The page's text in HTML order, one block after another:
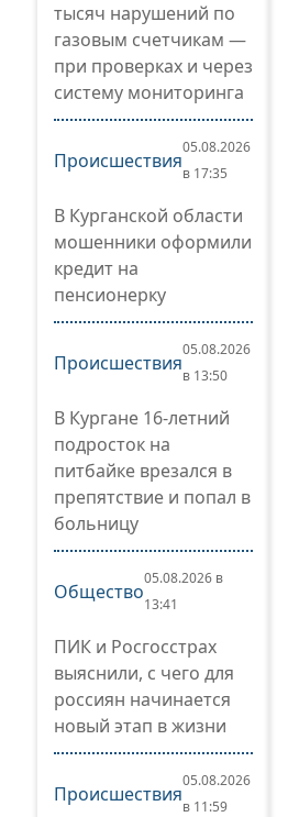
тысяч нарушений по
газовым счетчикам —
при проверках и через
систему мониторинга
Происшествия
05.08.2026
в 17:35
В Курганской области
мошенники оформили
кредит на
пенсионерку
Происшествия
05.08.2026
в 13:50
В Кургане 16-летний
подросток на
питбайке врезался в
препятствие и попал в
больницу
Общество
05.08.2026 в
13:41
ПИК и Росгосстрах
выяснили, с чего для
россиян начинается
новый этап в жизни
Происшествия
05.08.2026
в 11:59